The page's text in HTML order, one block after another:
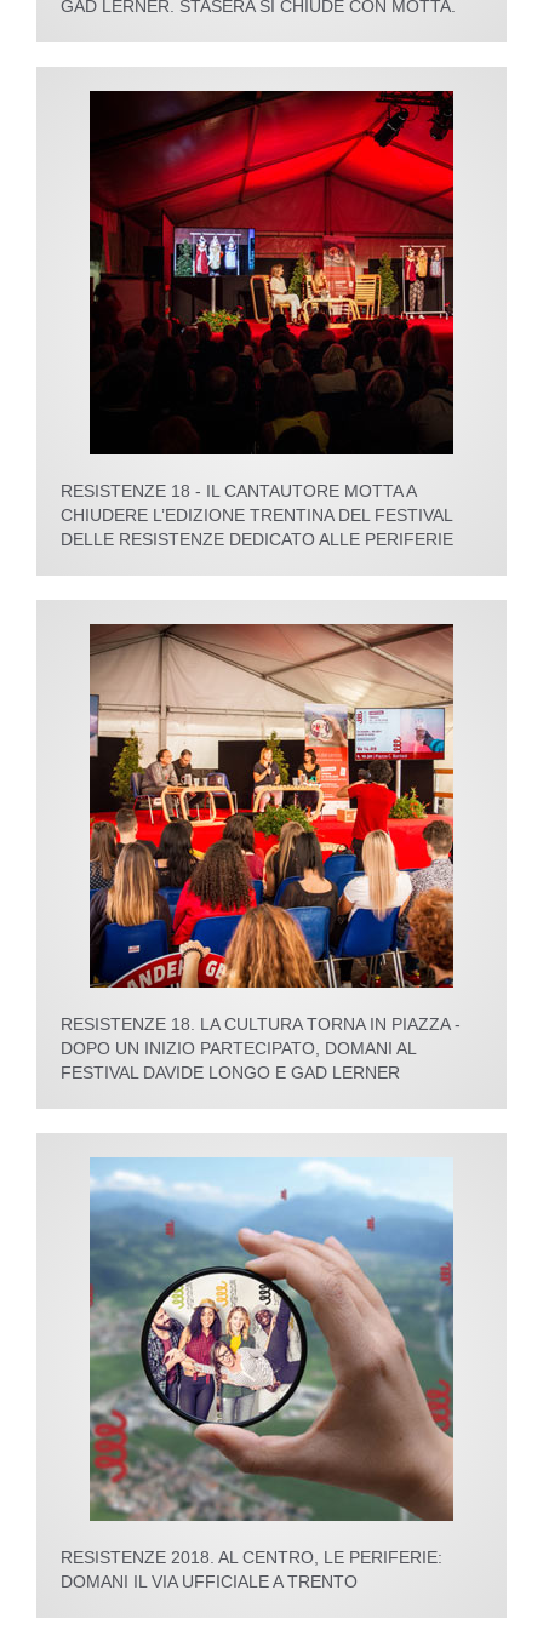
GAD LERNER. STASERA SI CHIUDE CON MOTTA.
RESISTENZE 18 - IL CANTAUTORE MOTTA A
CHIUDERE L’EDIZIONE TRENTINA DEL FESTIVAL
DELLE RESISTENZE DEDICATO ALLE PERIFERIE
RESISTENZE 18. LA CULTURA TORNA IN PIAZZA -
DOPO UN INIZIO PARTECIPATO, DOMANI AL
FESTIVAL DAVIDE LONGO E GAD LERNER
RESISTENZE 2018. AL CENTRO, LE PERIFERIE:
DOMANI IL VIA UFFICIALE A TRENTO